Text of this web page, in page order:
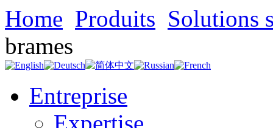
Home Produits Solutions
brames
Entreprise